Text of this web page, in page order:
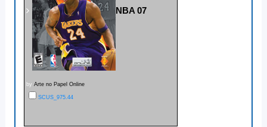
NBA 07
by Arte no Papel Online
SCUS_975.44